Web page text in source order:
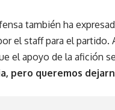
también ha
el staff para el
el apoyo de la afición
pero queremos